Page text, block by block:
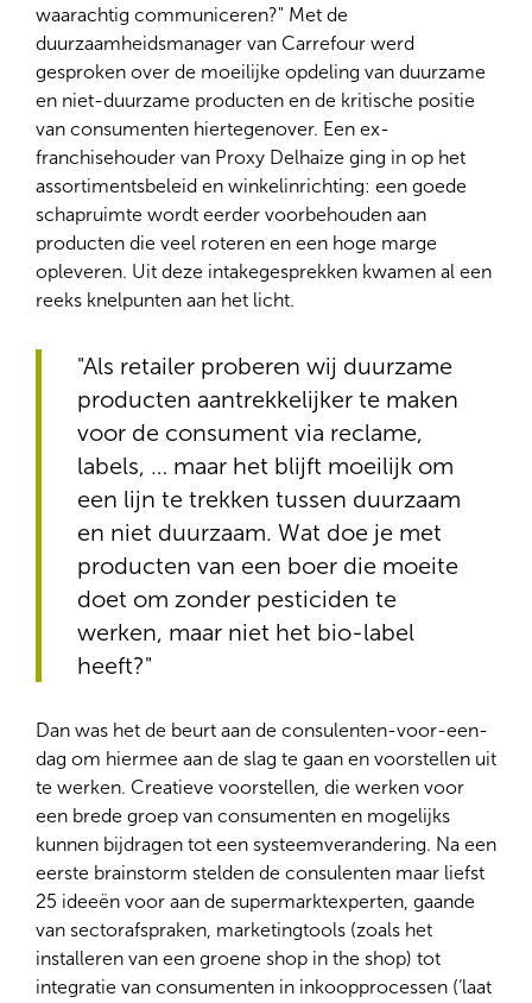
waarachtig communiceren?" Met de
duurzaamheidsmanager van Carrefour werd
gesproken over de moeilijke opdeling van duurzame
en niet-duurzame producten en de kritische positie
van consumenten hiertegenover. Een ex-
franchisehouder van Proxy Delhaize ging in op het
assortimentsbeleid en winkelinrichting: een goede
schapruimte wordt eerder voorbehouden aan
producten die veel roteren en een hoge marge
opleveren. Uit deze intakegesprekken kwamen al een
reeks knelpunten aan het licht.
"Als retailer proberen wij duurzame
producten aantrekkelijker te maken
voor de consument via reclame,
labels, … maar het blijft moeilijk om
een lijn te trekken tussen duurzaam
en niet duurzaam. Wat doe je met
producten van een boer die moeite
doet om zonder pesticiden te
werken, maar niet het bio-label
heeft?"
Dan was het de beurt aan de consulenten-voor-een-
dag om hiermee aan de slag te gaan en voorstellen uit
te werken. Creatieve voorstellen, die werken voor
een brede groep van consumenten en mogelijks
kunnen bijdragen tot een systeemverandering. Na een
eerste brainstorm stelden de consulenten maar liefst
25 ideeën voor aan de supermarktexperten, gaande
van sectorafspraken, marketingtools (zoals het
installeren van een groene shop in the shop) tot
integratie van consumenten in inkoopprocessen (‘laat